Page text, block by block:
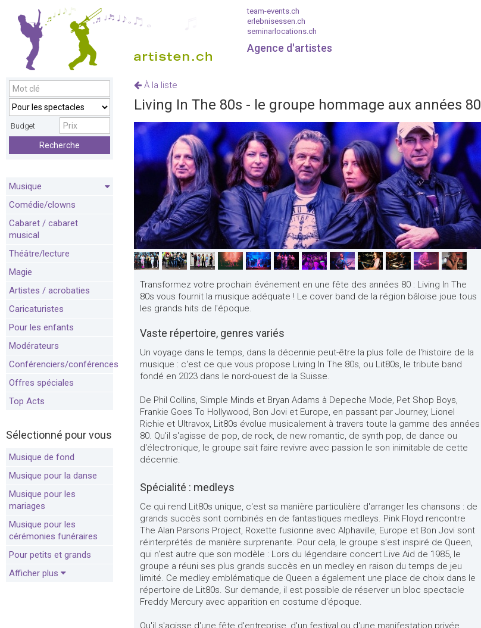
team-events.ch
erlebnisessen.ch
seminarlocations.ch
Agence d'artistes
Budget
Recherche
Musique
Comédie/clowns
Cabaret / cabaret
musical
Théâtre/lecture
Magie
Artistes / acrobaties
Caricaturistes
Pour les enfants
Modérateurs
Conférenciers/conférences
Offres spéciales
Top Acts
Sélectionné pour vous
Musique de fond
Musique pour la danse
Musique pour les
mariages
Musique pour les
cérémonies funéraires
Pour petits et grands
Afficher plus
À la liste
Living In The 80s - le groupe hommage aux années 80
Transformez votre prochain événement en une fête des années 80 : Living In The
80s vous fournit la musique adéquate ! Le cover band de la région bâloise joue tous
les grands hits de l'époque.
Vaste répertoire, genres variés
Un voyage dans le temps, dans la décennie peut-être la plus folle de l'histoire de la
musique : c'est ce que vous propose Living In The 80s, ou Lit80s, le tribute band
fondé en 2023 dans le nord-ouest de la Suisse.
De Phil Collins, Simple Minds et Bryan Adams à Depeche Mode, Pet Shop Boys,
Frankie Goes To Hollywood, Bon Jovi et Europe, en passant par Journey, Lionel
Richie et Ultravox, Lit80s évolue musicalement à travers toute la gamme des années
80. Qu'il s'agisse de pop, de rock, de new romantic, de synth pop, de dance ou
d'électronique, le groupe sait faire revivre avec passion le son inimitable de cette
décennie.
Spécialité : medleys
Ce qui rend Lit80s unique, c'est sa manière particulière d'arranger les chansons : de
grands succès sont combinés en de fantastiques medleys. Pink Floyd rencontre
The Alan Parsons Project, Roxette fusionne avec Alphaville, Europe et Bon Jovi sont
réinterprétés de manière surprenante. Pour cela, le groupe s'est inspiré de Queen,
qui n'est autre que son modèle : Lors du légendaire concert Live Aid de 1985, le
groupe a réuni ses plus grands succès en un medley en raison du temps de jeu
limité. Ce medley emblématique de Queen a également une place de choix dans le
répertoire de Lit80s. Sur demande, il est possible de réserver un bloc spectacle
Freddy Mercury avec apparition en costume d'époque.
Qu'il s'agisse d'une fête d'entreprise, d'un festival ou d'une manifestation privée,